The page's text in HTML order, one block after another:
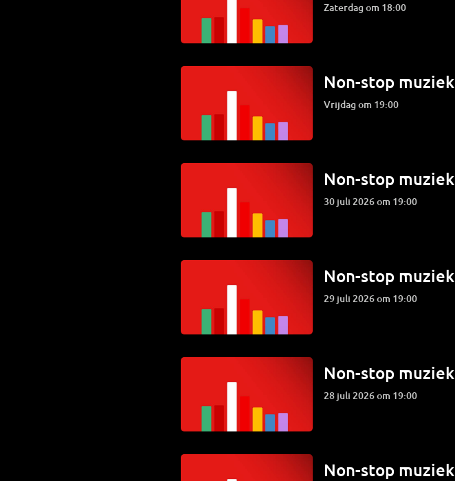
zaterdag om 18:00
Non-stop muziek
vrijdag om 19:00
Non-stop muziek
30 juli 2026 om 19:00
Non-stop muziek
29 juli 2026 om 19:00
Non-stop muziek
28 juli 2026 om 19:00
Non-stop muziek